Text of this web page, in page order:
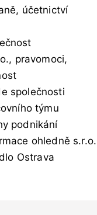
účetnictví
pravomoci,
společnosti
týmu
podnikání
ohledně s.r.o.
Ostrava